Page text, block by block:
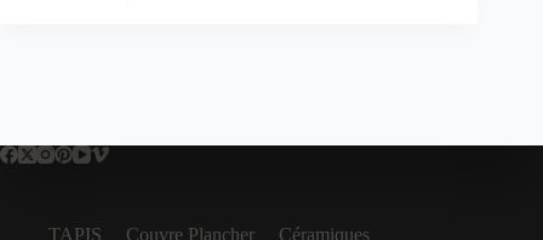
TAPIS Couvre Plancher Céramiques